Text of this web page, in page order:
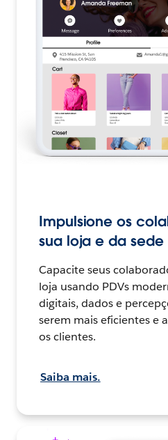
Impulsione os
sua loja e da sede
Capacite seus
loja usando PDVs
digitais, dados e
serem mais eficientes e
os clientes.
Saiba mais.